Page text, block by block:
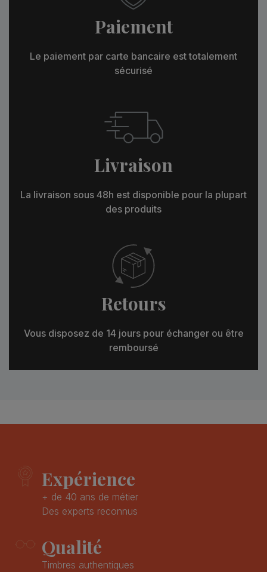
Paiement
Le paiement par carte bancaire est totalement
sécurisé
Livraison
La livraison sous 48h est disponible pour la plupart
des produits
Retours
Vous disposez de 14 jours pour échanger ou être
remboursé
Expérience
+ de 40 ans de métier
Des experts reconnus
Qualité
Timbres authentiques